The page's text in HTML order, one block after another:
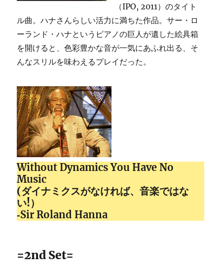
（IPO, 2011）のタイト
ル曲。ハナさんらしい活力に満ちた作品。サー・ロ
ーランド・ハナというピアノの巨人が遺した絵具箱
を開けると、色彩豊かな音が一気にあふれ出る、そ
んなスリルを味わえるプレイだった。
Without Dynamics You Have No
Music
(ダイナミクスがなければ、音楽ではな
い!）
‐Sir Roland Hanna
=2nd Set=